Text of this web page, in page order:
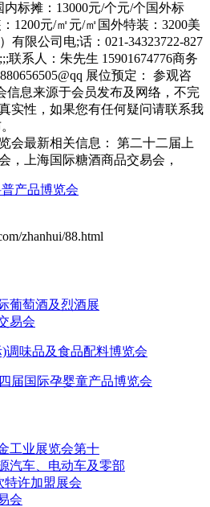
标摊：13000元/个元/个国外标
1200元/㎡元/㎡国外特装：3200美
有限公司电;话：021-34323722-827
联系人：朱先生 15901674776商务
展位预定： 参观咨
信息来源于会员发布及网络，不完
实性，如果您有任何疑问请联系我
会最新相关信息： 第二十二届上
，上海国际糖酒商品交易会，
普产品博览会
zhanhui/88.html
葡萄酒及烈酒展
易会
调味品及食品配料博览会
届国际孕婴童产品博览会
工业展览会第十
汽车、电动车及零部
特许加盟展会
会